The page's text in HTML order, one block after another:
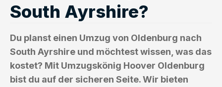
South Ayrshire?
Du planst einen Umzug von Oldenburg nach
South Ayrshire und möchtest wissen, was das
kostet? Mit Umzugskönig Hoover Oldenburg
bist du auf der sicheren Seite. Wir bieten